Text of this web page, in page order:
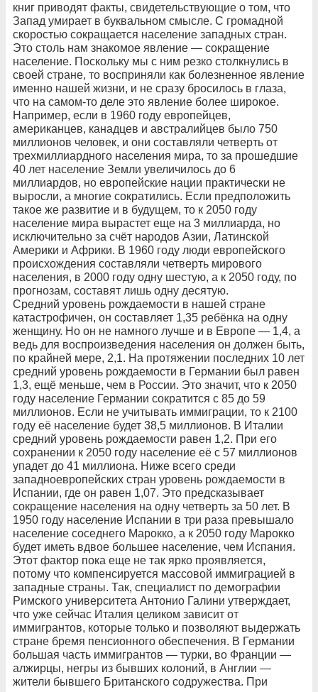
книг приводят факты, свидетельствующие о том, что
Запад умирает в буквальном смысле. С громадной
скоростью сокращается население западных стран.
Это столь нам знакомое явление — сокращение
население. Поскольку мы с ним резко столкнулись в
своей стране, то восприняли как болезненное явление
именно нашей жизни, и не сразу бросилось в глаза,
что на самом-то деле это явление более широкое.
Например, если в 1960 году европейцев,
американцев, канадцев и австралийцев было 750
миллионов человек, и они составляли четверть от
трехмиллиардного населения мира, то за прошедшие
40 лет население Земли увеличилось до 6
миллиардов, но европейские нации практически не
выросли, а многие сократились. Если предположить
такое же развитие и в будущем, то к 2050 году
население мира вырастет еще на 3 миллиарда, но
исключительно за счёт народов Азии, Латинской
Америки и Африки. В 1960 году люди европейского
происхождения составляли четверть мирового
населения, в 2000 году одну шестую, а к 2050 году, по
прогнозам, составят лишь одну десятую.
Средний уровень рождаемости в нашей стране
катастрофичен, он составляет 1,35 ребёнка на одну
женщину. Но он не намного лучше и в Европе — 1,4, а
ведь для воспроизведения населения он должен быть,
по крайней мере, 2,1. На протяжении последних 10 лет
средний уровень рождаемости в Германии был равен
1,3, ещё меньше, чем в России. Это значит, что к 2050
году население Германии сократится с 85 до 59
миллионов. Если не учитывать иммиграции, то к 2100
году её население будет 38,5 миллионов. В Италии
средний уровень рождаемости равен 1,2. При его
сохранении к 2050 году население её с 57 миллионов
упадет до 41 миллиона. Ниже всего среди
западноевропейских стран уровень рождаемости в
Испании, где он равен 1,07. Это предсказывает
сокращение населения на одну четверть за 50 лет. В
1950 году население Испании в три раза превышало
население соседнего Марокко, а к 2050 году Марокко
будет иметь вдвое большее население, чем Испания.
Этот фактор пока еще не так ярко проявляется,
потому что компенсируется массовой иммиграцией в
западные страны. Так, специалист по демографии
Римского университета Антонио Галини утверждает,
что уже сейчас Италия целиком зависит от
иммигрантов, которые только и позволяют выдержать
стране бремя пенсионного обеспечения. В Германии
большая часть иммигрантов — турки, во Франции —
алжирцы, негры из бывших колоний, в Англии —
жители бывшего Британского содружества. При